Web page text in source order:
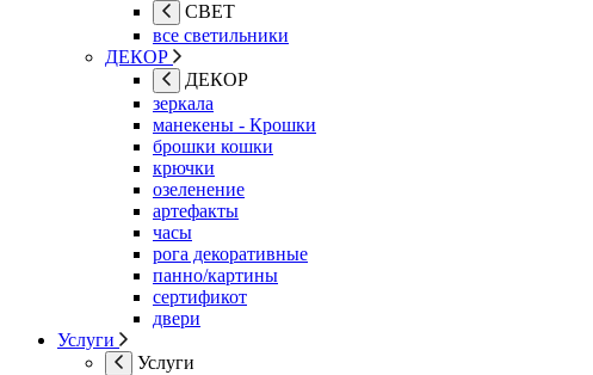
СВЕТ
все светильники
ДЕКОР
ДЕКОР
зеркала
манекены - Крошки
брошки кошки
крючки
озеленение
артефакты
часы
рога декоративные
панно/картины
сертификот
двери
Услуги
Услуги